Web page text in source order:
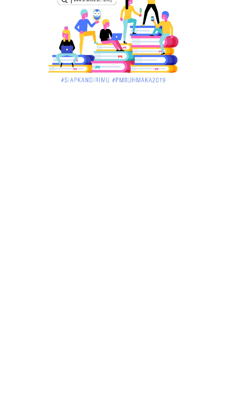
March 02, 2018
KALBAR
Menelisik Pemadam Kebakaran Swasta di
Pontianak, Bukti ...
March 02, 2018
KALBAR